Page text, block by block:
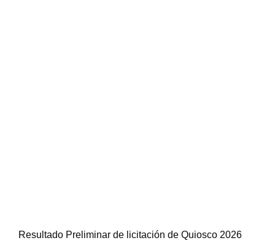
Resultado Preliminar de licitación de Quiosco 2026